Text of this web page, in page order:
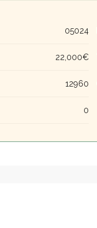
05024
22,000€
12960
0